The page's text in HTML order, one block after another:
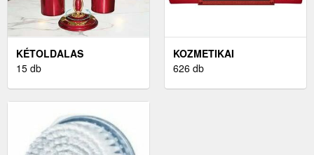
KÉTOLDALAS
KOZMETIKAI TÜKÖR
15 db
KOZMETIKAI
KÉSZÍTMÉNYEK
626 db